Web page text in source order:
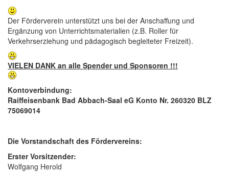
Der Förderverein unterstützt uns bei der Anschaffung und
Ergänzung von Unterrichtsmaterialien (z.B. Roller für
Verkehrserziehung und pädagogisch begleiteter Freizeit).
VIELEN DANK an alle Spender und Sponsoren !!!
Kontoverbindung:
Raiffeisenbank Bad Abbach-Saal eG Konto Nr. 260320 BLZ
75069014
Die Vorstandschaft des Fördervereins:
Erster Vorsitzender:
Wolfgang Herold